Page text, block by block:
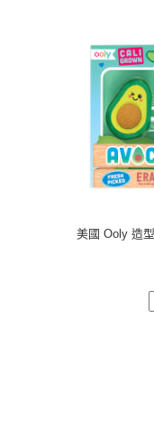
美國 Ooly 造